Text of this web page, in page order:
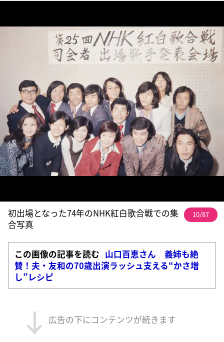
初出場となった74年のNHK紅白歌合戦での集
合写真
10/87
この画像の記事を読む 山口百恵さん 義姉も絶
賛！夫・友和の70歳出演ラッシュ支える“かさ増
し”レシピ
広告の下にコンテンツが続きます